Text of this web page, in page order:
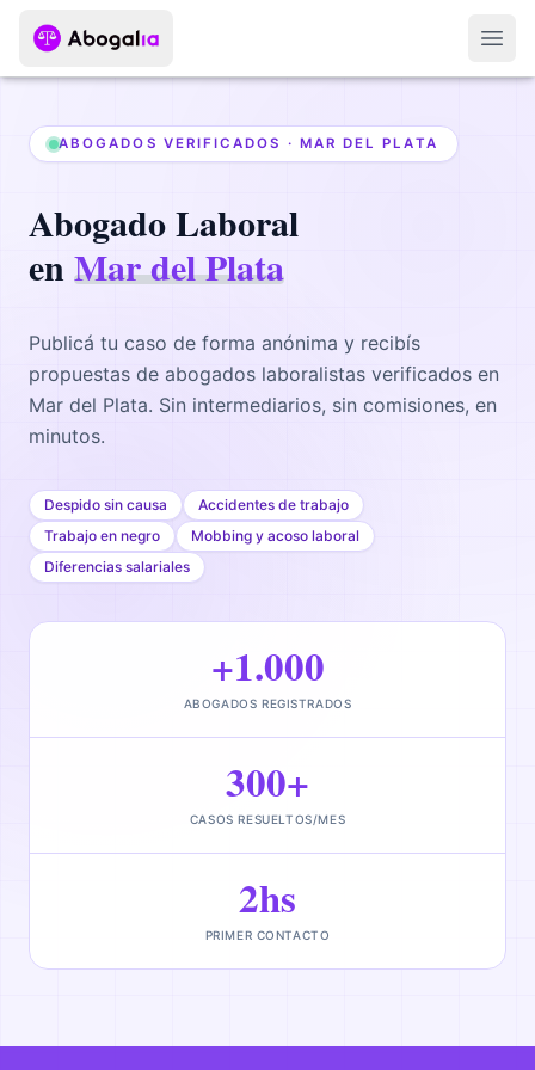
ABOGADOS VERIFICADOS · MAR DEL PLATA
AbogadoLaboral
enMar del Plata
Publicá tu caso de forma anónima y recibís
propuestas de abogados laboralistas verificados en
Mar del Plata. Sin intermediarios, sin comisiones, en
minutos.
Despido sin causa
Accidentes de trabajo
Trabajo en negro
Mobbing y acoso laboral
Diferencias salariales
+1.000
ABOGADOS REGISTRADOS
300+
CASOS RESUELTOS/MES
2hs
PRIMER CONTACTO